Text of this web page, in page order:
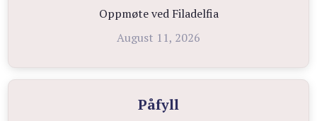
Oppmøte ved Filadelfia
August 11, 2026
Påfyll